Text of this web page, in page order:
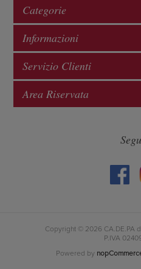
Categorie
Informazioni
Servizio Clienti
Area Riservata
Copyright © 2026 CA.DE.PA
P.IVA
Powered by